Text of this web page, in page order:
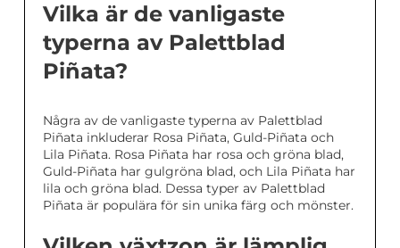
Vilka är de vanligaste
typerna av Palettblad
Piñata?
Några av de vanligaste typerna av Palettblad
Piñata inkluderar Rosa Piñata, Guld-Piñata och
Lila Piñata. Rosa Piñata har rosa och gröna blad,
Guld-Piñata har gulgröna blad, och Lila Piñata har
lila och gröna blad. Dessa typer av Palettblad
Piñata är populära för sin unika färg och mönster.